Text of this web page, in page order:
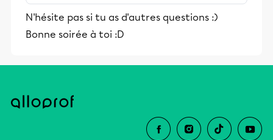
de la 4e année dans le cadre d’un projet
de recherche sur l’enseignement de
stratégies de lecture de textes
N'hésite pas si tu as d'autres questions :)
Bonne soirée à toi :D